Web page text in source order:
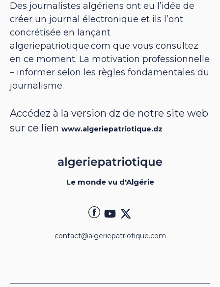
Des journalistes algériens ont eu l’idée de
créer un journal électronique et ils l’ont
concrétisée en lançant
algeriepatriotique.com que vous consultez
en ce moment. La motivation professionnelle
– informer selon les règles fondamentales du
journalisme.
Accédez à la version dz de notre site web
sur ce lien www.algeriepatriotique.dz
Le monde vu d'Algérie
contact@algeriepatriotique.com